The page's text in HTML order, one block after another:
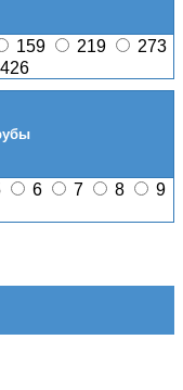
159 219
273
426
6 7 8
9